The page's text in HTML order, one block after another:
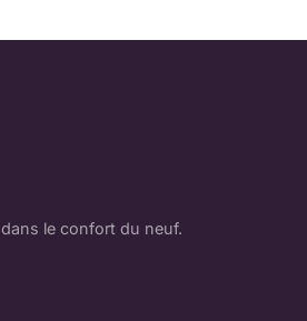
le confort du neuf.